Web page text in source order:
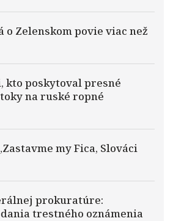
o Zelenskom povie viac než
kto poskytoval presné
na ruské ropné
my Fica, Slováci
prokuratúre:
trestného oznámenia